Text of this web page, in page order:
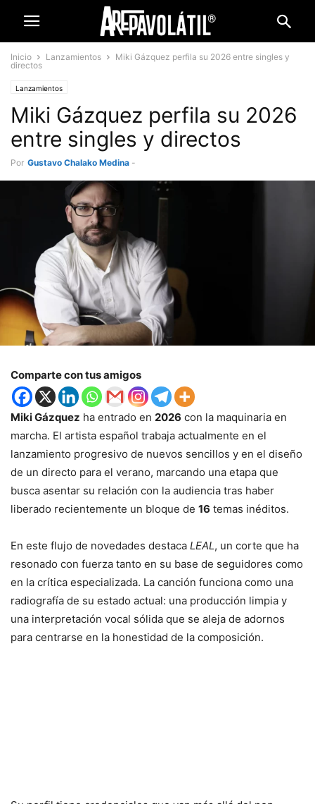
Inicio Lanzamientos
Miki Gázquez perfila su 2026 entre singles y
directos
Lanzamientos
Miki Gázquez perfila su 2026
entre singles y directos
Por Gustavo Chalako Medina -
Comparte con tus amigos
Miki Gázquez ha entrado en 2026 con la maquinaria en
marcha. El artista español trabaja actualmente en el
lanzamiento progresivo de nuevos sencillos y en el diseño
de un directo para el verano, marcando una etapa que
busca asentar su relación con la audiencia tras haber
liberado recientemente un bloque de 16 temas inéditos.
En este flujo de novedades destaca LEAL, un corte que ha
resonado con fuerza tanto en su base de seguidores como
en la crítica especializada. La canción funciona como una
radiografía de su estado actual: una producción limpia y
una interpretación vocal sólida que se aleja de adornos
para centrarse en la honestidad de la composición.